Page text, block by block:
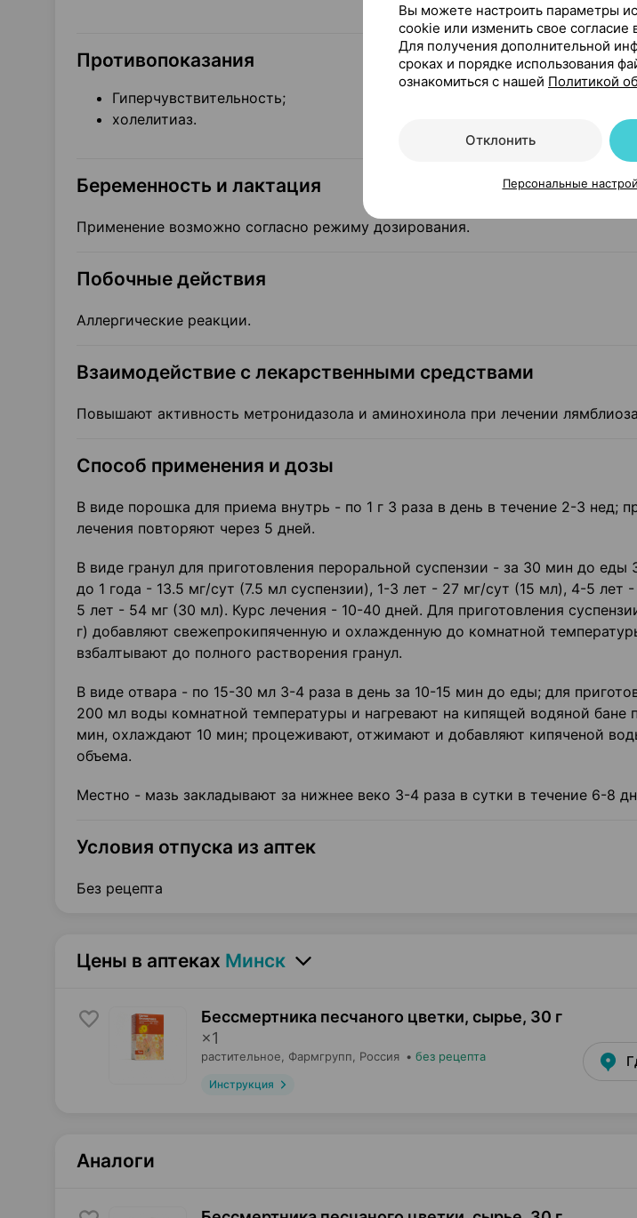
Противопоказания
Гиперчувствительность;
холелитиаз.
Беременность и лактация
Применение возможно согласно режиму дозирования.
Побочные действия
Аллергические реакции.
Взаимодействие с лекарственными средствами
Повышают активность метронидазола и аминохинола при лечении
Способ применения и дозы
В виде порошка для приема внутрь - по 1 г 3 раза в день в течение 2-3 нед;
лечения повторяют через 5 дней.
В виде гранул для приготовления пероральной суспензии - за 30 мин до еды
до 1 года - 13.5 мг/сут (7.5 мл суспензии), 1-3 лет - 27 мг/сут (15 мл), 4-5
5 лет - 54 мг (30 мл). Курс лечения - 10-40 дней. Для приготовления
г) добавляют свежепрокипяченную и охлажденную до комнатной
взбалтывают до полного растворения гранул.
В виде отвара - по 15-30 мл 3-4 раза в день за 10-15 мин до еды; для
200 мл воды комнатной температуры и нагревают на кипящей водяной
мин, охлаждают 10 мин; процеживают, отжимают и добавляют кипяченой
объема.
Местно - мазь закладывают за нижнее веко 3-4 раза в сутки в течение 6-8
Условия отпуска из аптек
Без рецепта
Цены в аптеках Минск
Бессмертника песчаного цветки, сырье, 30 г
×1
растительное, Фармгрупп , Россия • без рецепта
Инструкция
Аналоги
Вы можете настроить параметры
cookie или изменить свое согласие
Для получения дополнительной
сроках и порядке использования
ознакомиться с нашей Политикой
Отклонить
Персональные